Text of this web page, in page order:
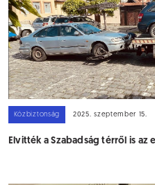
Közbiztonság 2025. szeptember 15.
Elvitték a Szabadság térről is